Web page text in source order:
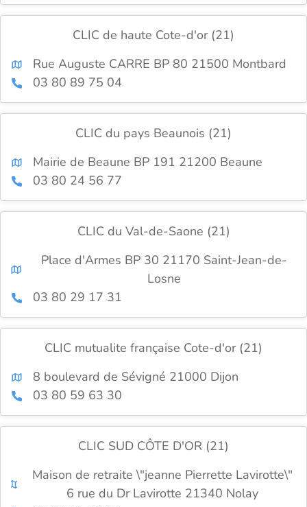
CLIC de haute Cote-d'or (21)
Rue Auguste CARRE BP 80 21500 Montbard
03 80 89 75 04
CLIC du pays Beaunois (21)
Mairie de Beaune BP 191 21200 Beaune
03 80 24 56 77
CLIC du Val-de-Saone (21)
Place d'Armes BP 30 21170 Saint-Jean-de-
Losne
03 80 29 17 31
CLIC mutualite française Cote-d'or (21)
8 boulevard de Sévigné 21000 Dijon
03 80 59 63 30
CLIC SUD CÔTE D'OR (21)
Maison de retraite \"jeanne Pierrette Lavirotte\"
6 rue du Dr Lavirotte 21340 Nolay